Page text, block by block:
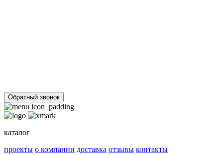
Обратный звонок
каталог
проекты о компании доставка отзывы контакты